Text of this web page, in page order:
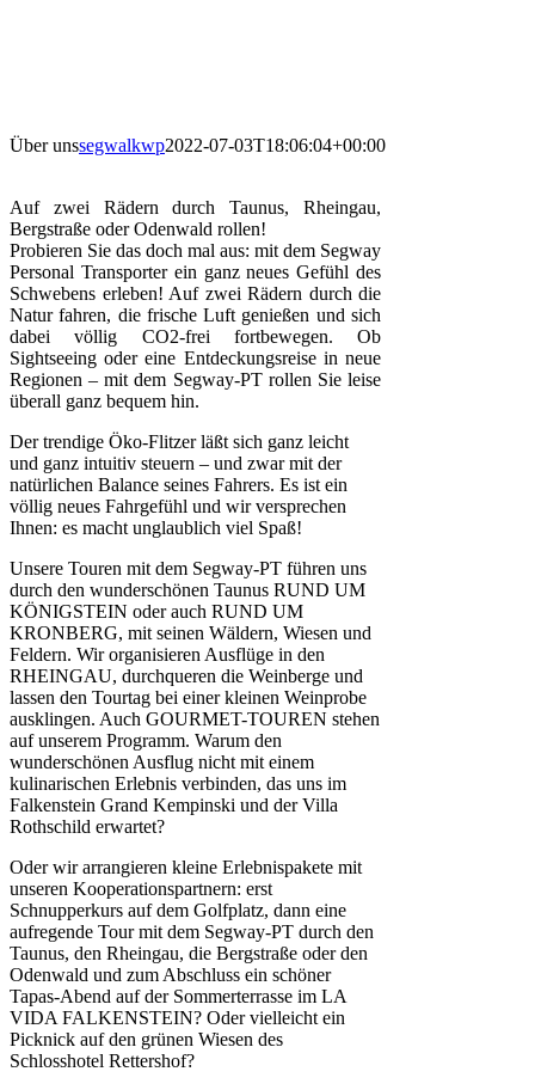
Über unssegwalkwp2022-07-03T18:06:04+00:00
Auf zwei Rädern durch Taunus, Rheingau,
Bergstraße oder Odenwald rollen!
Probieren Sie das doch mal aus: mit dem Segway
Personal Transporter ein ganz neues Gefühl des
Schwebens erleben! Auf zwei Rädern durch die
Natur fahren, die frische Luft genießen und sich
dabei völlig CO2-frei fortbewegen. Ob
Sightseeing oder eine Entdeckungsreise in neue
Regionen – mit dem Segway-PT rollen Sie leise
überall ganz bequem hin.
Der trendige Öko-Flitzer läßt sich ganz leicht
und ganz intuitiv steuern – und zwar mit der
natürlichen Balance seines Fahrers. Es ist ein
völlig neues Fahrgefühl und wir versprechen
Ihnen: es macht unglaublich viel Spaß!
Unsere Touren mit dem Segway-PT führen uns
durch den wunderschönen Taunus RUND UM
KÖNIGSTEIN oder auch RUND UM
KRONBERG, mit seinen Wäldern, Wiesen und
Feldern. Wir organisieren Ausflüge in den
RHEINGAU, durchqueren die Weinberge und
lassen den Tourtag bei einer kleinen Weinprobe
ausklingen. Auch GOURMET-TOUREN stehen
auf unserem Programm. Warum den
wunderschönen Ausflug nicht mit einem
kulinarischen Erlebnis verbinden, das uns im
Falkenstein Grand Kempinski und der Villa
Rothschild erwartet?
Oder wir arrangieren kleine Erlebnispakete mit
unseren Kooperationspartnern: erst
Schnupperkurs auf dem Golfplatz, dann eine
aufregende Tour mit dem Segway-PT durch den
Taunus, den Rheingau, die Bergstraße oder den
Odenwald und zum Abschluss ein schöner
Tapas-Abend auf der Sommerterrasse im LA
VIDA FALKENSTEIN? Oder vielleicht ein
Picknick auf den grünen Wiesen des
Schlosshotel Rettershof?